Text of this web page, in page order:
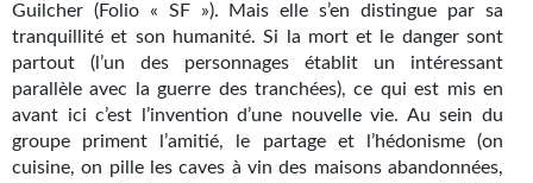
Sans DRM
BIFROST
Tous les numéros
En numérique
Guilcher (Folio « SF »). Mais elle s’en distingue par sa
tranquillité et son humanité. Si la mort et le danger sont
partout (l’un des personnages établit un intéressant
parallèle avec la guerre des tranchées), ce qui est mis en
avant ici c’est l’invention d’une nouvelle vie. Au sein du
groupe priment l’amitié, le partage et l’hédonisme (on
cuisine, on pille les caves à vin des maisons abandonnées,